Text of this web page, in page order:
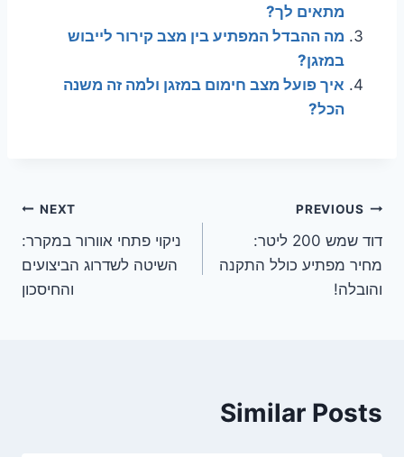
מתאים לך?
מה ההבדל המפתיע בין מצב קירור לייבוש
במזגן?
איך פועל מצב חימום במזגן ולמה זה משנה
הכל?
ניווט
PREVIOUS
דוד שמש 200 ליטר:
מחיר מפתיע כולל התקנה
והובלה!
NEXT
ניקוי פתחי אוורור במקרר:
השיטה לשדרוג הביצועים
והחיסכון
Similar Posts